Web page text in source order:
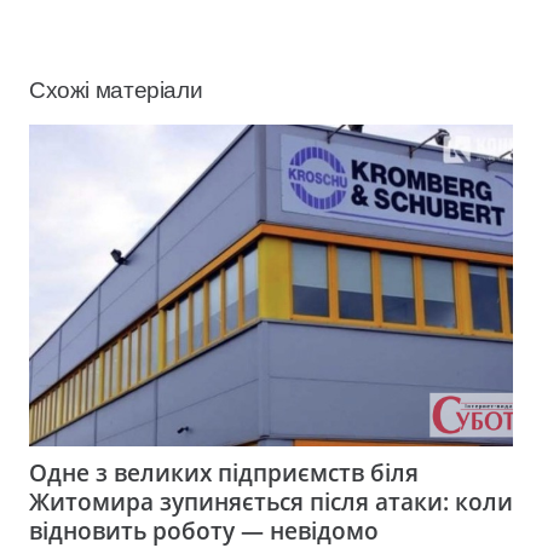
Схожі матеріали
Одне з великих підприємств біля
Житомира зупиняється після атаки: коли
відновить роботу — невідомо